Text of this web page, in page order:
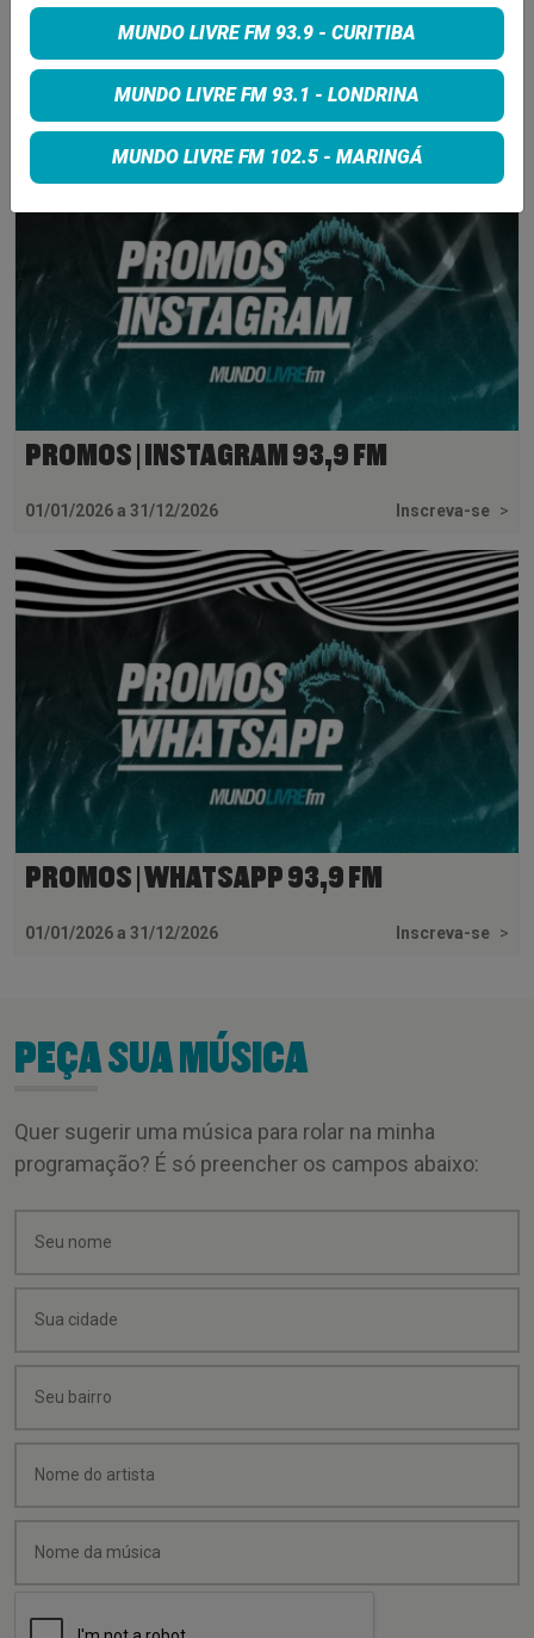
INSCREVA-SE
PROMOS | INSTAGRAM 93,9 FM
01/01/2026 a 31/12/2026 Inscreva-se >
PROMOS | WHATSAPP 93,9 FM
01/01/2026 a 31/12/2026 Inscreva-se >
PEÇA SUA MÚSICA
Quer sugerir uma música para rolar na minha
programação? É só preencher os campos abaixo:
MUNDO LIVRE FM 93.9 - CURITIBA
MUNDO LIVRE FM 93.1 - LONDRINA
MUNDO LIVRE FM 102.5 - MARINGÁ